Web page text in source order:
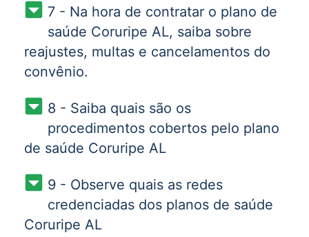
7 - Na hora de contratar o plano de
saúde Coruripe AL, saiba sobre
reajustes, multas e cancelamentos do
convênio.
8 - Saiba quais são os
procedimentos cobertos pelo plano
de saúde Coruripe AL
9 - Observe quais as redes
credenciadas dos planos de saúde
Coruripe AL